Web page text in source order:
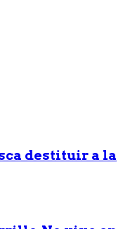
destituir a la